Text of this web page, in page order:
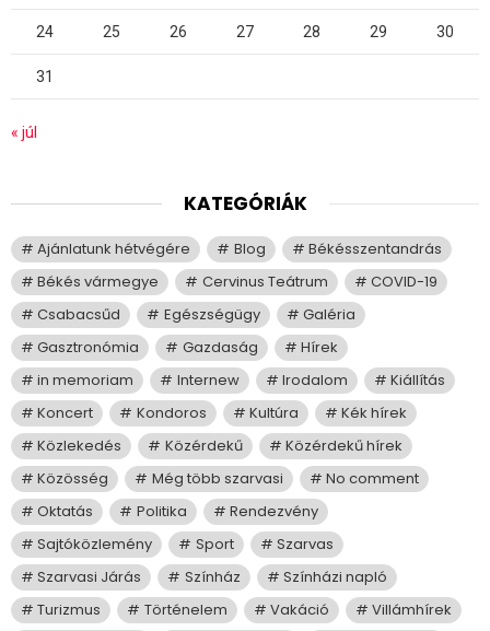
24 25 26 27 28 29 30
31
« júl
KATEGÓRIÁK
Ajánlatunk hétvégére Blog
Békésszentandrás
Békés vármegye
Cervinus Teátrum
COVID-19
Csabacsűd
Egészségügy
Galéria
Gasztronómia
Gazdaság
Hírek
in memoriam
Internew Irodalom
Kiállítás
Koncert
Kondoros Kultúra
Kék hírek
Közlekedés
Közérdekű
Közérdekű hírek
Közösség
Még több szarvasi
No comment
Oktatás
Politika
Rendezvény
Sajtóközlemény
Sport
Szarvas
Szarvasi Járás
Színház
Színházi napló
Turizmus
Történelem Vakáció
Villámhírek